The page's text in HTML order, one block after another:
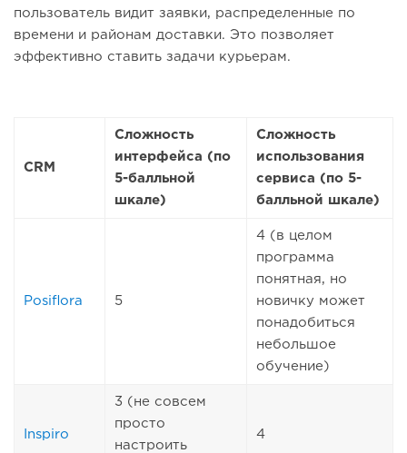
пользователь видит заявки, распределенные по
времени и районам доставки. Это позволяет
эффективно ставить задачи курьерам.
CRM
Сложность
интерфейса (по
5-балльной
шкале)
Сложность
использования
сервиса (по 5-
балльной шкале)
Posiflora 5
4 (в целом
программа
понятная, но
новичку может
понадобиться
небольшое
обучение)
Inspiro
3 (не совсем
просто
настроить
4